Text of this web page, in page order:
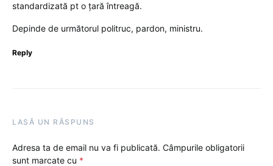
standardizată pt o țară întreagă.
Depinde de următorul politruc, pardon, ministru.
Reply
LASĂ UN RĂSPUNS
Adresa ta de email nu va fi publicată. Câmpurile obligatorii
sunt marcate cu *